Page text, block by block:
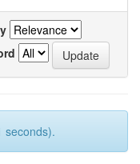
seconds).